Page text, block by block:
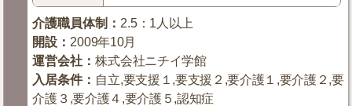
介護職員体制 ： 2.5：1人以上
開設 ： 2009年10月
運営会社 ：株式会社ニチイ学館
入居条件： 自立,要支援１,要支援２,要介護１,要介護２,要
介護３,要介護４,要介護５,認知症